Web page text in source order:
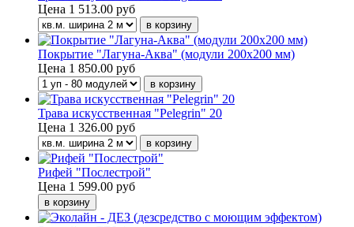
Цена 1 513.00 руб
Покрытие "Лагуна-Аква" (модули 200х200 мм)
Цена 1 850.00 руб
Трава искусственная "Pelegrin" 20
Цена 1 326.00 руб
Рифей "Послестрой"
Цена 1 599.00 руб